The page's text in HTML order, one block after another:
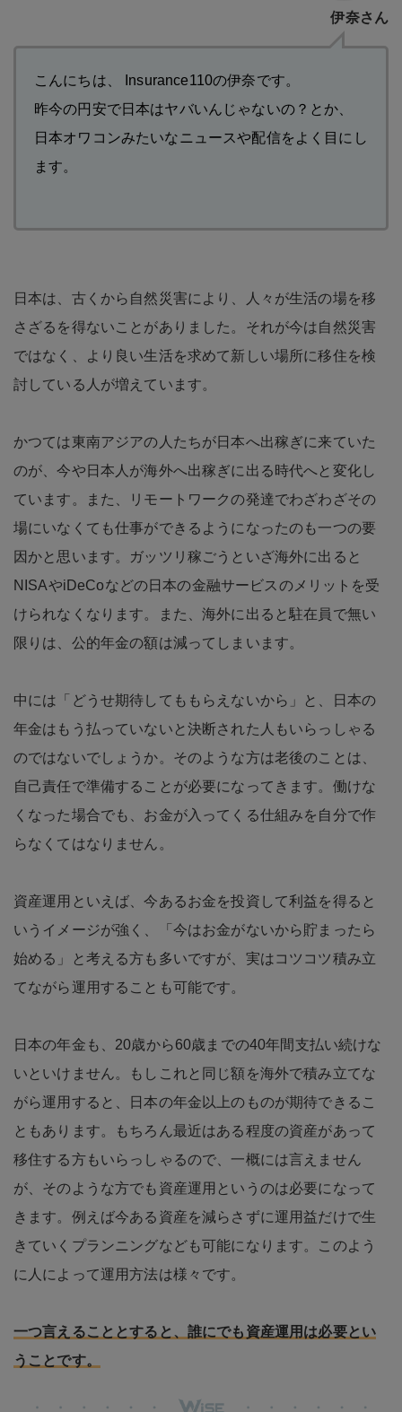
伊奈さん
こんにちは、 Insurance110の伊奈です。
昨今の円安で日本はヤバいんじゃないの？とか、
日本オワコンみたいなニュースや配信をよく目にし
ます。
日本は、古くから自然災害により、人々が生活の場を移
さざるを得ないことがありました。それが今は自然災害
ではなく、より良い生活を求めて新しい場所に移住を検
討している人が増えています。
かつては東南アジアの人たちが日本へ出稼ぎに来ていた
のが、今や日本人が海外へ出稼ぎに出る時代へと変化し
ています。また、リモートワークの発達でわざわざその
場にいなくても仕事ができるようになったのも一つの要
因かと思います。ガッツリ稼ごうといざ海外に出ると
NISAやiDeCoなどの日本の金融サービスのメリットを受
けられなくなります。また、海外に出ると駐在員で無い
限りは、公的年金の額は減ってしまいます。
中には「どうせ期待してももらえないから」と、日本の
年金はもう払っていないと決断された人もいらっしゃる
のではないでしょうか。そのような方は老後のことは、
自己責任で準備することが必要になってきます。働けな
くなった場合でも、お金が入ってくる仕組みを自分で作
らなくてはなりません。
資産運用といえば、今あるお金を投資して利益を得ると
いうイメージが強く、「今はお金がないから貯まったら
始める」と考える方も多いですが、実はコツコツ積み立
てながら運用することも可能です。
日本の年金も、20歳から60歳までの40年間支払い続けな
いといけません。もしこれと同じ額を海外で積み立てな
がら運用すると、日本の年金以上のものが期待できるこ
ともあります。もちろん最近はある程度の資産があって
移住する方もいらっしゃるので、一概には言えません
が、そのような方でも資産運用というのは必要になって
きます。例えば今ある資産を減らさずに運用益だけで生
きていくプランニングなども可能になります。このよう
に人によって運用方法は様々です。
一つ言えることとすると、誰にでも資産運用は必要とい
うことです。